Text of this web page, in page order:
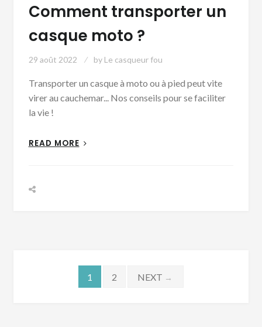
Comment transporter un
casque moto ?
29 août 2022 by Le casqueur fou
Transporter un casque à moto ou à pied peut vite
virer au cauchemar... Nos conseils pour se faciliter
la vie !
READ MORE
Pagination
1 2 NEXT →